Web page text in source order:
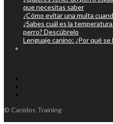
que necesitas saber
¿Cómo evitar una multa
¿Sabes cuál es la
perro? Descúbrelo
Lenguaje canino: ¿Por qué se
© Canidos Training